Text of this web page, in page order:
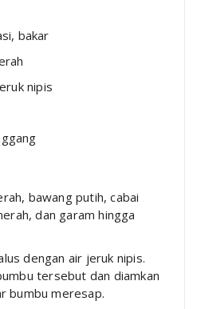
bakar
nipis
bawang putih, cabai
dan garam hingga
dengan air jeruk nipis.
tersebut dan diamkan
bumbu meresap.